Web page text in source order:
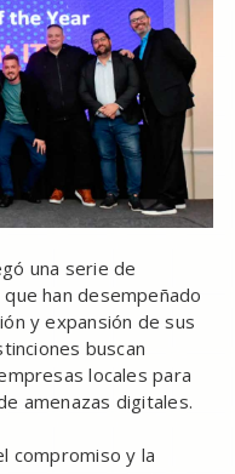
una serie de
han desempeñado
y expansión de sus
buscan
locales para
amenazas digitales.
compromiso y la